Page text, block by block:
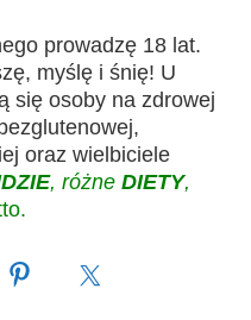
prowadzę 18 lat.
myślę i śnię! U
się osoby na zdrowej
oraz wielbiciele
, różne DIETY,